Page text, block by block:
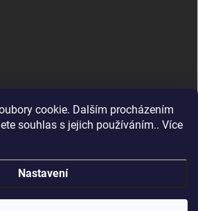
cookie. Dalším procházením
souhlas s jejich používáním.. Více
Nastavení